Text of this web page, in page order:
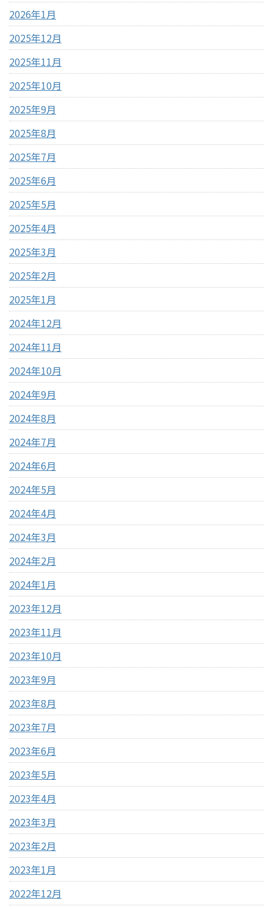
2026年1月
2025年12月
2025年11月
2025年10月
2025年9月
2025年8月
2025年7月
2025年6月
2025年5月
2025年4月
2025年3月
2025年2月
2025年1月
2024年12月
2024年11月
2024年10月
2024年9月
2024年8月
2024年7月
2024年6月
2024年5月
2024年4月
2024年3月
2024年2月
2024年1月
2023年12月
2023年11月
2023年10月
2023年9月
2023年8月
2023年7月
2023年6月
2023年5月
2023年4月
2023年3月
2023年2月
2023年1月
2022年12月